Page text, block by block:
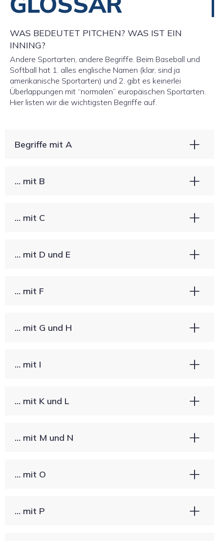
WAS BEDEUTET PITCHEN? WAS IST EIN
INNING?
Andere Sportarten, andere Begriffe. Beim Baseball und
Softball hat 1. alles englische Namen (klar, sind ja
amerikanische Sportarten) und 2. gibt es keinerlei
Überlappungen mit “normalen” europäischen Sportarten.
Hier listen wir die wichtigsten Begriffe auf.
Begriffe mit A
… mit B
… mit C
… mit D und E
… mit F
… mit G und H
… mit I
… mit K und L
… mit M und N
… mit O
… mit P